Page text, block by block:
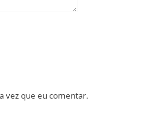
vez que eu comentar.